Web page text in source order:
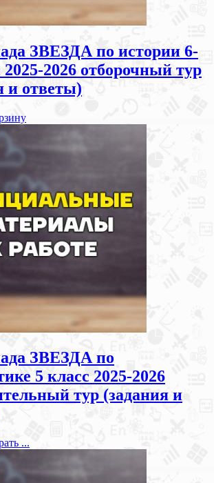
ЗВЕЗДА по истории 6-
2025-2026 отборочный тур
и ответы)
ЗВЕЗДА по
5 класс 2025-2026
тур (задания и
...